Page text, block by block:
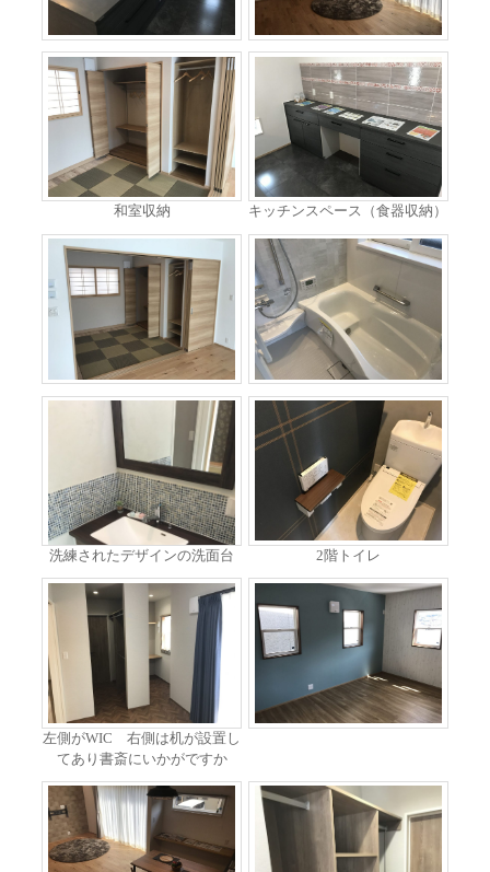
和室収納 キッチンスペース（食器収納）
洗練されたデザインの洗面台 2階トイレ
左側がWIC 右側は机が設置し
てあり書斎にいかがですか